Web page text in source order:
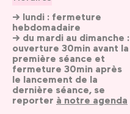
→ lundi : fermeture
hebdomadaire
→ du mardi au dimanche :
ouverture 30min avant la
première séance et
fermeture 30min après
le lancement de la
dernière séance, se
reporter à notre agenda